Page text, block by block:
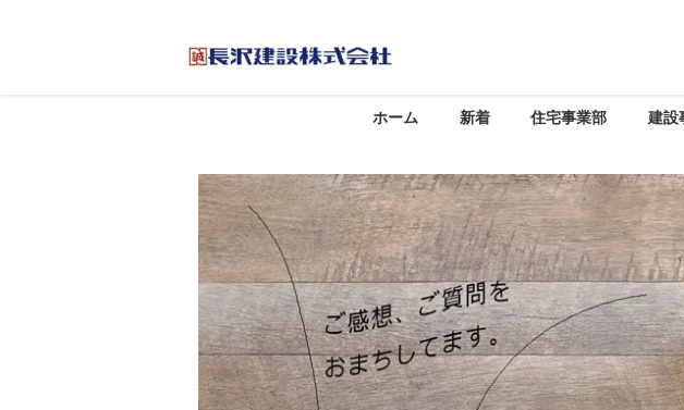
ホーム 新着 住宅事業部 建設